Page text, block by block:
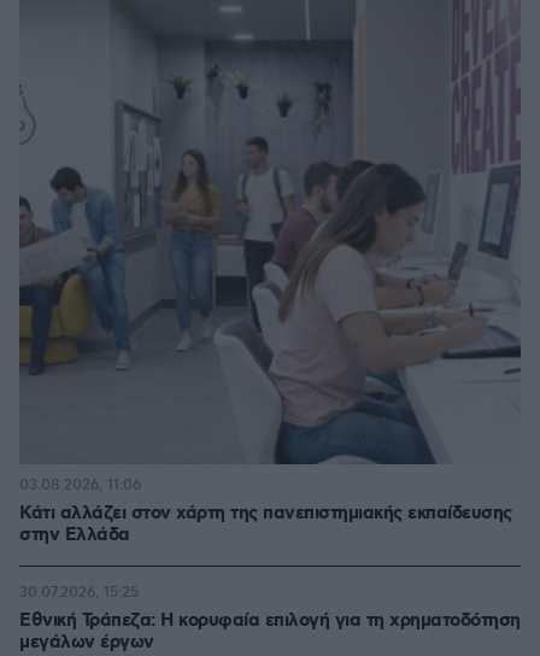
Κάτι αλλάζει στον χάρτη της πανεπιστημιακής εκπαίδευσης
στην Ελλάδα
03.08.2026, 11:06
Εθνική Τράπεζα: Η κορυφαία επιλογή για τη χρηματοδότηση
μεγάλων έργων
30.07.2026, 15:25